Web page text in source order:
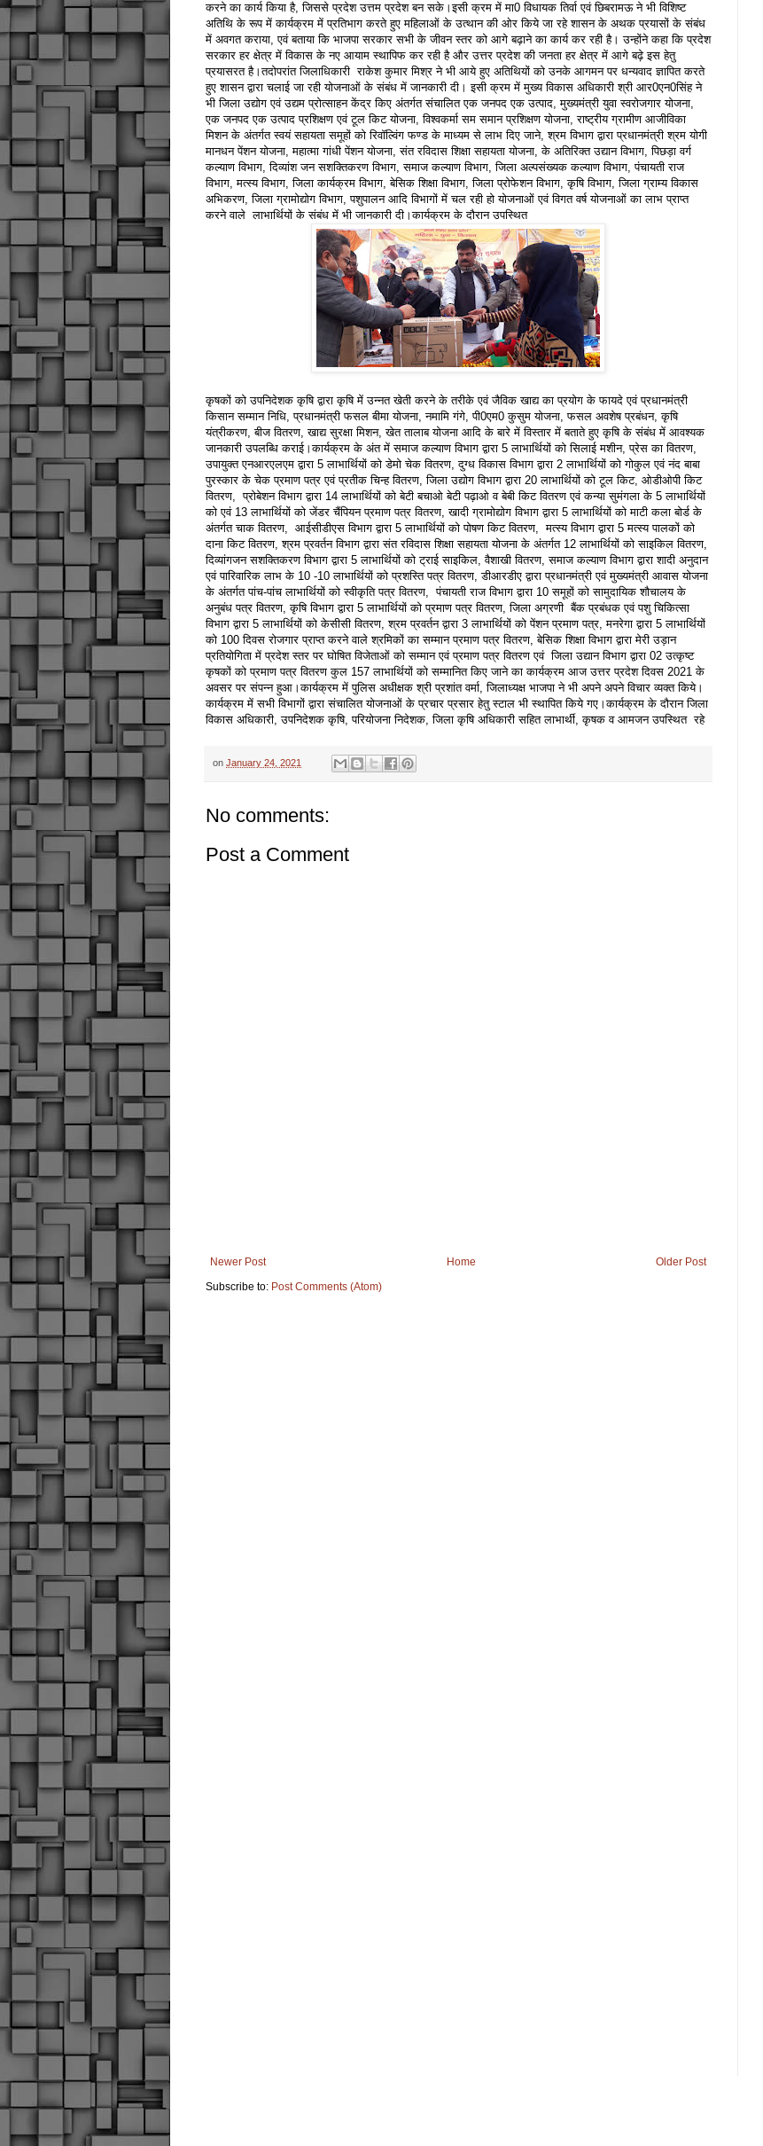
करने का कार्य किया है, जिससे प्रदेश उत्तम प्रदेश बन सके।इसी क्रम में मा0 विधायक तिर्वा एवं छिबरामऊ ने भी विशिष्ट
अतिथि के रूप में कार्यक्रम में प्रतिभाग करते हुए महिलाओं के उत्थान की ओर किये जा रहे शासन के अथक प्रयासों के संबंध
में अवगत कराया, एवं बताया कि भाजपा सरकार सभी के जीवन स्तर को आगे बढ़ाने का कार्य कर रही है। उन्होंने कहा कि प्रदेश
सरकार हर क्षेत्र में विकास के नए आयाम स्थापिफ कर रही है और उत्तर प्रदेश की जनता हर क्षेत्र में आगे बढ़े इस हेतु
प्रयासरत है।तदोपरांत जिलाधिकारी राकेश कुमार मिश्र ने भी आये हुए अतिथियों को उनके आगमन पर धन्यवाद ज्ञापित करते
हुए शासन द्वारा चलाई जा रही योजनाओं के संबंध में जानकारी दी। इसी क्रम में मुख्य विकास अधिकारी श्री आर0एन0सिंह ने
भी जिला उद्योग एवं उद्यम प्रोत्साहन केंद्र किए अंतर्गत संचालित एक जनपद एक उत्पाद, मुख्यमंत्री युवा स्वरोजगार योजना,
एक जनपद एक उत्पाद प्रशिक्षण एवं टूल किट योजना, विश्वकर्मा सम समान प्रशिक्षण योजना, राष्ट्रीय ग्रामीण आजीविका
मिशन के अंतर्गत स्वयं सहायता समूहों को रिवॉल्विंग फण्ड के माध्यम से लाभ दिए जाने, श्रम विभाग द्वारा प्रधानमंत्री श्रम योगी
मानधन पेंशन योजना, महात्मा गांधी पेंशन योजना, संत रविदास शिक्षा सहायता योजना, के अतिरिक्त उद्यान विभाग, पिछड़ा वर्ग
कल्याण विभाग, दिव्यांश जन सशक्तिकरण विभाग, समाज कल्याण विभाग, जिला अल्पसंख्यक कल्याण विभाग, पंचायती राज
विभाग, मत्स्य विभाग, जिला कार्यक्रम विभाग, बेसिक शिक्षा विभाग, जिला प्रोफेशन विभाग, कृषि विभाग, जिला ग्राम्य विकास
अभिकरण, जिला ग्रामोद्योग विभाग, पशुपालन आदि विभागों में चल रही हो योजनाओं एवं विगत वर्ष योजनाओं का लाभ प्राप्त
करने वाले लाभार्थियों के संबंध में भी जानकारी दी।कार्यक्रम के दौरान उपस्थित
कृषकों को उपनिदेशक कृषि द्वारा कृषि में उन्नत खेती करने के तरीके एवं जैविक खाद्य का प्रयोग के फायदे एवं प्रधानमंत्री
किसान सम्मान निधि, प्रधानमंत्री फसल बीमा योजना, नमामि गंगे, पी0एम0 कुसुम योजना, फसल अवशेष प्रबंधन, कृषि
यंत्रीकरण, बीज वितरण, खाद्य सुरक्षा मिशन, खेत तालाब योजना आदि के बारे में विस्तार में बताते हुए कृषि के संबंध में आवश्यक
जानकारी उपलब्धि कराई।कार्यक्रम के अंत में समाज कल्याण विभाग द्वारा 5 लाभार्थियों को सिलाई मशीन, प्रेस का वितरण,
उपायुक्त एनआरएलएम द्वारा 5 लाभार्थियों को डेमो चेक वितरण, दुग्ध विकास विभाग द्वारा 2 लाभार्थियों को गोकुल एवं नंद बाबा
पुरस्कार के चेक प्रमाण पत्र एवं प्रतीक चिन्ह वितरण, जिला उद्योग विभाग द्वारा 20 लाभार्थियों को टूल किट, ओडीओपी किट
वितरण, प्रोबेशन विभाग द्वारा 14 लाभार्थियों को बेटी बचाओ बेटी पढ़ाओ व बेबी किट वितरण एवं कन्या सुमंगला के 5 लाभार्थियों
को एवं 13 लाभार्थियों को जेंडर चैंपियन प्रमाण पत्र वितरण, खादी ग्रामोद्योग विभाग द्वारा 5 लाभार्थियों को माटी कला बोर्ड के
अंतर्गत चाक वितरण, आईसीडीएस विभाग द्वारा 5 लाभार्थियों को पोषण किट वितरण, मत्स्य विभाग द्वारा 5 मत्स्य पालकों को
दाना किट वितरण, श्रम प्रवर्तन विभाग द्वारा संत रविदास शिक्षा सहायता योजना के अंतर्गत 12 लाभार्थियों को साइकिल वितरण,
दिव्यांगजन सशक्तिकरण विभाग द्वारा 5 लाभार्थियों को ट्राई साइकिल, वैशाखी वितरण, समाज कल्याण विभाग द्वारा शादी अनुदान
एवं पारिवारिक लाभ के 10 -10 लाभार्थियों को प्रशस्ति पत्र वितरण, डीआरडीए द्वारा प्रधानमंत्री एवं मुख्यमंत्री आवास योजना
के अंतर्गत पांच-पांच लाभार्थियों को स्वीकृति पत्र वितरण, पंचायती राज विभाग द्वारा 10 समूहों को सामुदायिक शौचालय के
अनुबंध पत्र वितरण, कृषि विभाग द्वारा 5 लाभार्थियों को प्रमाण पत्र वितरण, जिला अग्रणी बैंक प्रबंधक एवं पशु चिकित्सा
विभाग द्वारा 5 लाभार्थियों को केसीसी वितरण, श्रम प्रवर्तन द्वारा 3 लाभार्थियों को पेंशन प्रमाण पत्र, मनरेगा द्वारा 5 लाभार्थियों
को 100 दिवस रोजगार प्राप्त करने वाले श्रमिकों का सम्मान प्रमाण पत्र वितरण, बेसिक शिक्षा विभाग द्वारा मेरी उड़ान
प्रतियोगिता में प्रदेश स्तर पर घोषित विजेताओं को सम्मान एवं प्रमाण पत्र वितरण एवं जिला उद्यान विभाग द्वारा 02 उत्कृष्ट
कृषकों को प्रमाण पत्र वितरण कुल 157 लाभार्थियों को सम्मानित किए जाने का कार्यक्रम आज उत्तर प्रदेश दिवस 2021 के
अवसर पर संपन्न हुआ।कार्यक्रम में पुलिस अधीक्षक श्री प्रशांत वर्मा, जिलाध्यक्ष भाजपा ने भी अपने अपने विचार व्यक्त किये।
कार्यक्रम में सभी विभागों द्वारा संचालित योजनाओं के प्रचार प्रसार हेतु स्टाल भी स्थापित किये गए।कार्यक्रम के दौरान जिला
विकास अधिकारी, उपनिदेशक कृषि, परियोजना निदेशक, जिला कृषि अधिकारी सहित लाभार्थी, कृषक व आमजन उपस्थित रहे
on January 24, 2021
No comments:
Post a Comment
Newer Post Older Post
Home
Subscribe to: Post Comments (Atom)